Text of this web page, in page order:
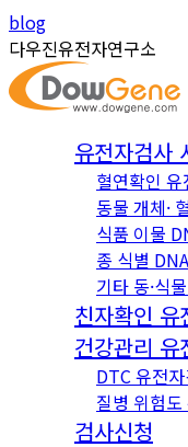
Skip
to
content
Instagram
page
opens
in
YouTube
page
opens
in
blog
다우진유전자연구소
유전자검사
혈연확인
동물 개체·
식품 이물
종 식별
기타 동·식
친자확인 유
건강관리 유
DTC 유전
질병 위험
검사신청